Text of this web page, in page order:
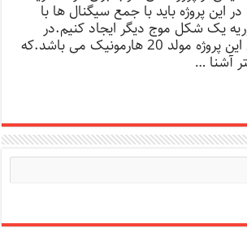
این پروژه باید با جمع سیگنال ها با
یک شکل موج دیگر ایجاد کنیم.در
حقیقت اسم اصلی این پروژه مولد 20 هارمونیک می باشد.که
آشنا …